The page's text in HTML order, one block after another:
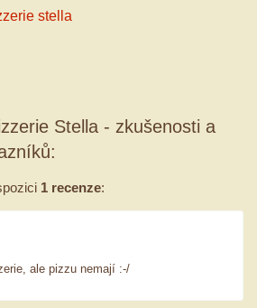
stella
Stella - zkušenosti a
1 recenze:
ale pizzu nemají :-/